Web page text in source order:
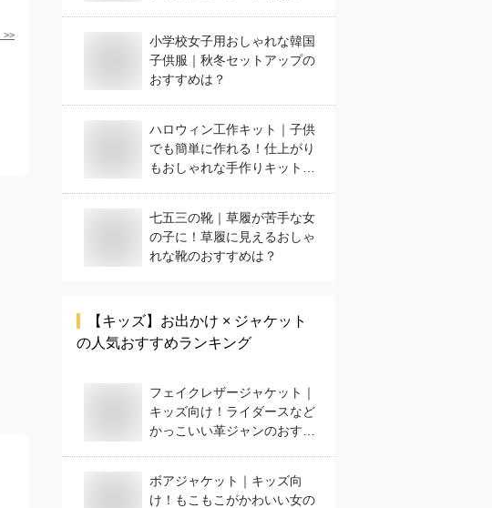
>>
小学校女子用おしゃれな韓国
子供服｜秋冬セットアップの
おすすめは？
ハロウィン工作キット｜子供
でも簡単に作れる！仕上がり
もおしゃれな手作りキットの
七五三の靴｜草履が苦手な女
の子に！草履に見えるおしゃ
れな靴のおすすめは？
【キッズ】 お出かけ × ジャケット
の人気おすすめランキング
フェイクレザージャケット｜
キッズ向け！ライダースなど
かっこいい革ジャンのおすす
ボアジャケット｜キッズ向
け！もこもこがかわいい女の